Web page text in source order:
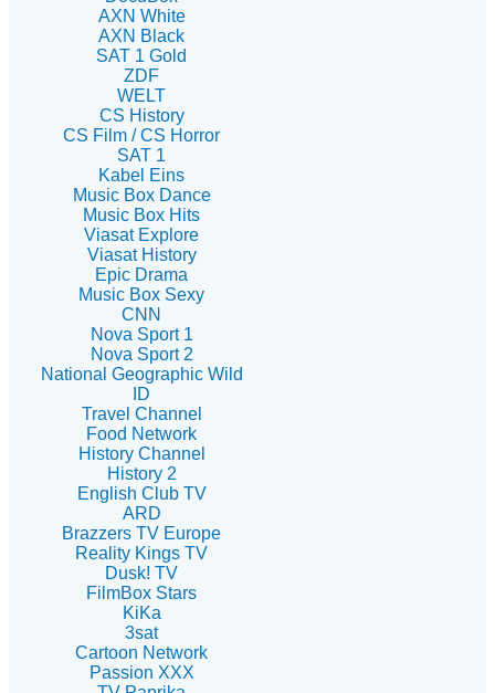
AXN White
AXN Black
SAT 1 Gold
ZDF
WELT
CS History
CS Film / CS Horror
SAT 1
Kabel Eins
Music Box Dance
Music Box Hits
Viasat Explore
Viasat History
Epic Drama
Music Box Sexy
CNN
Nova Sport 1
Nova Sport 2
National Geographic Wild
ID
Travel Channel
Food Network
History Channel
History 2
English Club TV
ARD
Brazzers TV Europe
Reality Kings TV
Dusk! TV
FilmBox Stars
KiKa
3sat
Cartoon Network
Passion XXX